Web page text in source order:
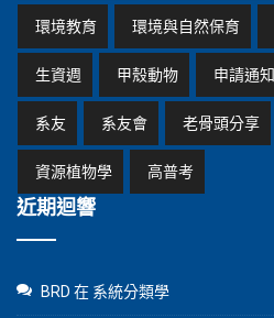
環境教育 環境與自然保育
生資週 甲殼動物 申請通知
系友 系友會 老骨頭分享
資源植物學 高普考
近期迴響
BRD 在 系統分類學